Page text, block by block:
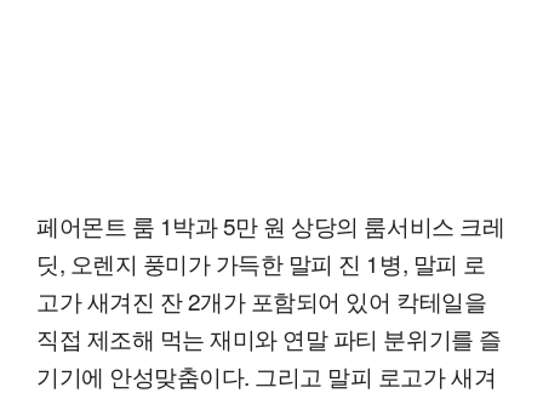
페어몬트 룸 1박과 5만 원 상당의 룸서비스 크레
딧, 오렌지 풍미가 가득한 말피 진 1병, 말피 로
고가 새겨진 잔 2개가 포함되어 있어 칵테일을
직접 제조해 먹는 재미와 연말 파티 분위기를 즐
기기에 안성맞춤이다. 그리고 말피 로고가 새겨